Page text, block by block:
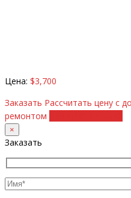
Цена: $3,700
Заказать Рассчитать цену с
ремонтом
×
Заказать